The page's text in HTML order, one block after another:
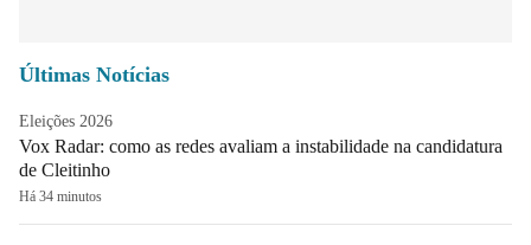
Últimas Notícias
Eleições 2026
Vox Radar: como as redes avaliam a instabilidade na candidatura
de Cleitinho
Há 34 minutos